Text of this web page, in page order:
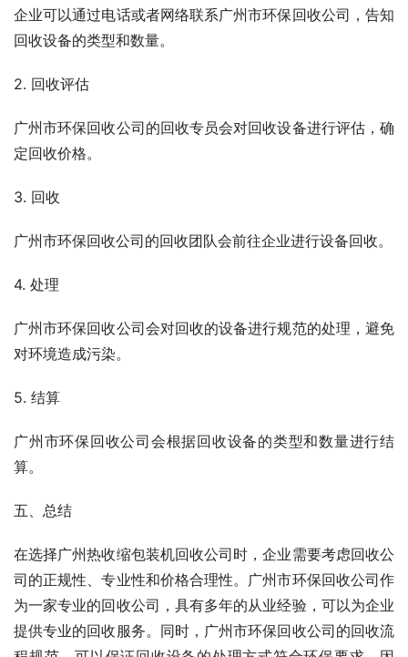
企业可以通过电话或者网络联系广州市环保回收公司，告知
回收设备的类型和数量。
2. 回收评估
广州市环保回收公司的回收专员会对回收设备进行评估，确
定回收价格。
3. 回收
广州市环保回收公司的回收团队会前往企业进行设备回收。
4. 处理
广州市环保回收公司会对回收的设备进行规范的处理，避免
对环境造成污染。
5. 结算
广州市环保回收公司会根据回收设备的类型和数量进行结
算。
五、总结
在选择广州热收缩包装机回收公司时，企业需要考虑回收公
司的正规性、专业性和价格合理性。广州市环保回收公司作
为一家专业的回收公司，具有多年的从业经验，可以为企业
提供专业的回收服务。同时，广州市环保回收公司的回收流